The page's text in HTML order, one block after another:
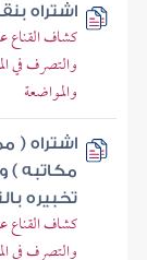
اشتراه
كشاف القناع
والتصرف في
والمواضعة
اشتراه (
مكاتبه )
تخبيره
كشاف القناع
والتصرف في